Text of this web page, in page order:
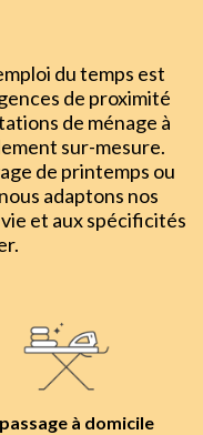
du temps est
de proximité
de ménage à
sur-mesure.
de printemps ou
adaptons nos
et aux spécificités
à domicile